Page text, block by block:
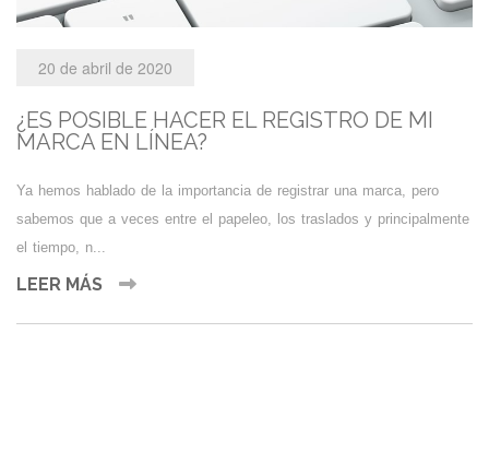
20 de abril de 2020
¿ES POSIBLE HACER EL REGISTRO DE MI
MARCA EN LÍNEA?
Ya hemos hablado de la importancia de registrar una marca, pero
sabemos que a veces entre el papeleo, los traslados y principalmente
el tiempo, n...
LEER MÁS